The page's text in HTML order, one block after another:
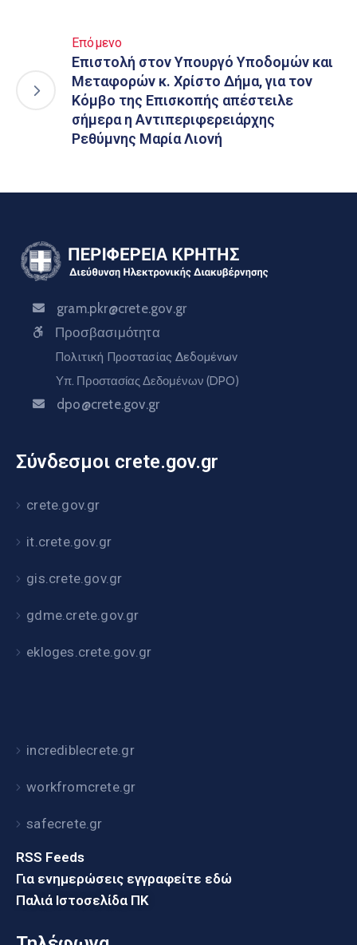
Επόμενο
Επιστολή στον Υπουργό Υποδομών και
Μεταφορών κ. Χρίστο Δήμα, για τον
Κόμβο της Επισκοπής απέστειλε
σήμερα η Αντιπεριφερειάρχης
Ρεθύμνης Μαρία Λιονή
gram.pkr@crete.gov.gr
Προσβασιμότητα
Πολιτική Προστασίας Δεδομένων
Υπ. Προστασίας Δεδομένων (DPO)
dpo@crete.gov.gr
Σύνδεσμοι crete.gov.gr
crete.gov.gr
it.crete.gov.gr
gis.crete.gov.gr
gdme.crete.gov.gr
ekloges.crete.gov.gr
incrediblecrete.gr
workfromcrete.gr
safecrete.gr
RSS Feeds
Για ενημερώσεις εγγραφείτε εδώ
Παλιά Ιστοσελίδα ΠΚ